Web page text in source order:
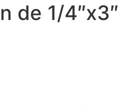
de 1/4″x3″